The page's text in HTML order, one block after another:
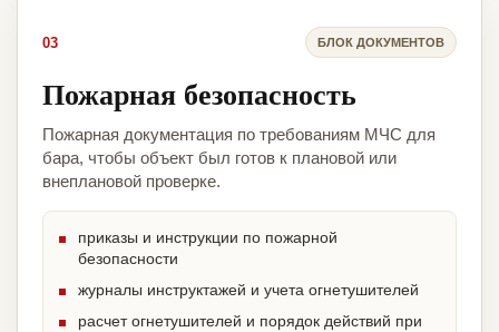
03 БЛОК ДОКУМЕНТОВ
Пожарная безопасность
Пожарная документация по требованиям МЧС для
бара, чтобы объект был готов к плановой или
внеплановой проверке.
приказы и инструкции по пожарной
безопасности
журналы инструктажей и учета огнетушителей
расчет огнетушителей и порядок действий при